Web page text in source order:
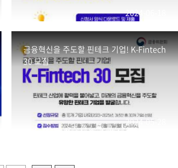
2024-06-18
금융혁신을 주도할 핀테크 기업! K-Fintech
30 모집
2024-05-28